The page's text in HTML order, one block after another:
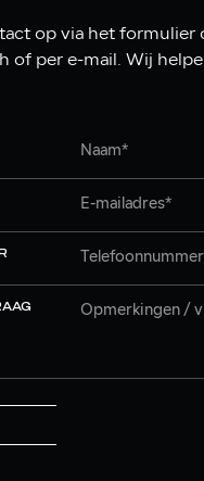
op via het formulier
of per e-mail. Wij